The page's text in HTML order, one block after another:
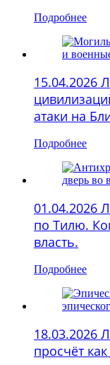
Подробнее
15.04.2026
атаки на
Подробнее
01.04.2026
по Тилю.
власть.
Подробнее
18.03.2026
просчёт